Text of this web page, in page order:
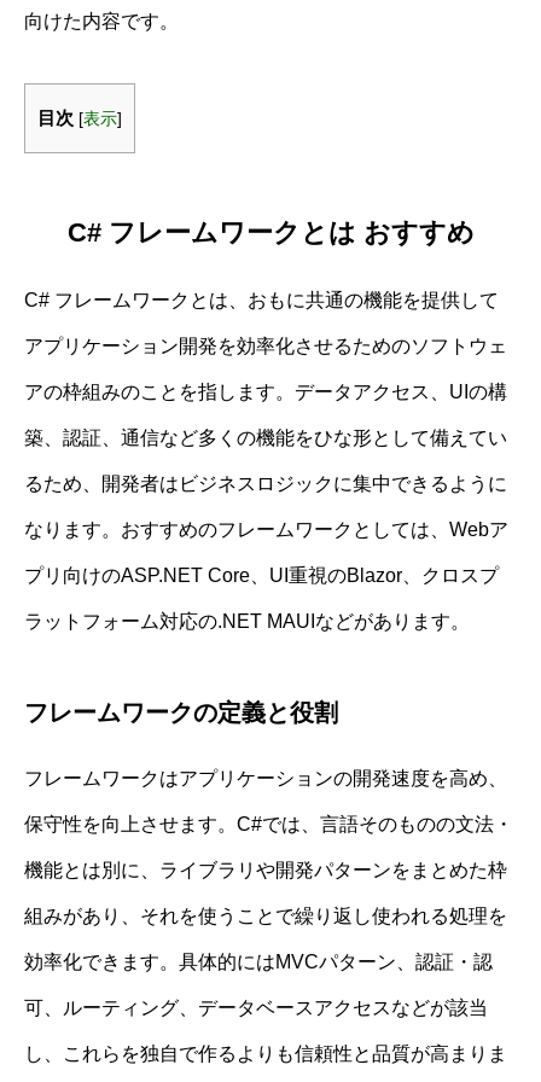
向けた内容です。
目次 [表示]
C# フレームワークとは おすすめ
C# フレームワークとは、おもに共通の機能を提供して
アプリケーション開発を効率化させるためのソフトウェ
アの枠組みのことを指します。データアクセス、UIの構
築、認証、通信など多くの機能をひな形として備えてい
るため、開発者はビジネスロジックに集中できるように
なります。おすすめのフレームワークとしては、Webア
プリ向けのASP.NET Core、UI重視のBlazor、クロスプ
ラットフォーム対応の.NET MAUIなどがあります。
フレームワークの定義と役割
フレームワークはアプリケーションの開発速度を高め、
保守性を向上させます。C#では、言語そのものの文法・
機能とは別に、ライブラリや開発パターンをまとめた枠
組みがあり、それを使うことで繰り返し使われる処理を
効率化できます。具体的にはMVCパターン、認証・認
可、ルーティング、データベースアクセスなどが該当
し、これらを独自で作るよりも信頼性と品質が高まりま